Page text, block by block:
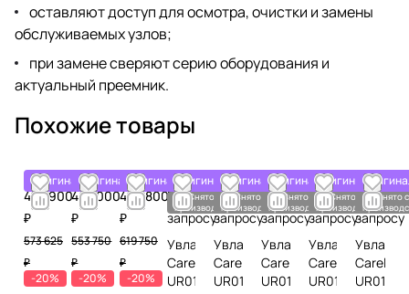
оставляют доступ для осмотра, очистки и замены
обслуживаемых узлов;
при замене сверяют серию оборудования и
актуальный преемник.
Похожие товары
Оригинал
458 900
₽
573 625
₽
-20%
Оригинал
443 000
₽
553 750
₽
-20%
Оригинал
495 800
₽
619 750
₽
-20%
Оригинал
Снято с
производства
По
запросу
Увлажнитель
Carel
UR013HL103
Оригинал
Снято с
производства
По
запросу
Увлажнитель
Carel
UR013TL102
Оригинал
Снято с
производства
По
запросу
Увлажнитель
Carel
UR013TL002
Оригинал
Снято с
производства
По
запросу
Увлажнитель
Carel
UR013HL102
Снято с
По
запросу
Carel